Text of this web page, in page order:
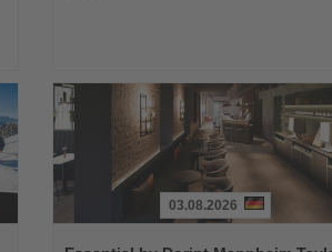
03.08.2026